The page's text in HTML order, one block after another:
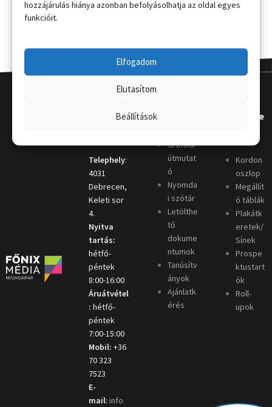
hozzájárulás hiánya azonban befolyásolhatja az oldal egyes
funkcióit.
Elfogadom
Elutasítom
Beállítások
Kapcsola
Telephely:
4031
Debrecen,
Keleti sor
4.
Nyitva
tartás:
hétfő-
péntek
8:00-16:00
Áruátvétel
: hétfő-
péntek
7:00-15:00
Mobil: +36
70 323
7523
E-
mail: info
Hasznos
Grafikai
útmutat
ó
Nyomda
i szótár
Letölthe
tő
dokume
ntumok
Tanúsítv
ányok
Ajánlatk
érés
Terméke
Kordon
oszlop
Megállít
ó táblák
Plakátk
eretek/
Sínek
Prospe
ktustart
ók
Roll-
upok